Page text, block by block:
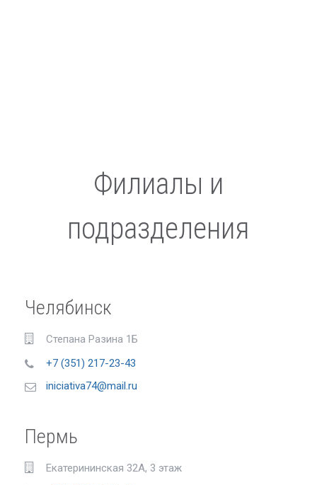
Филиалы и
подразделения
Челябинск
Степана Разина 1Б
+7 (351) 217-23-43
iniciativa74@mail.ru
Пермь
Екатерининская 32А, 3 этаж